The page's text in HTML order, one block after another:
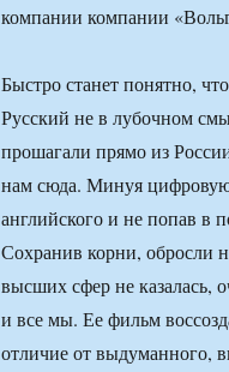
компании компании
Быстро станет понятно,
Русский не в лубочном
прошагали прямо из
нам сюда. Минуя цифровую
английского и не попав в
Сохранив корни, обросли
высших сфер не казалась,
и все мы. Ее фильм
отличие от выдуманного,